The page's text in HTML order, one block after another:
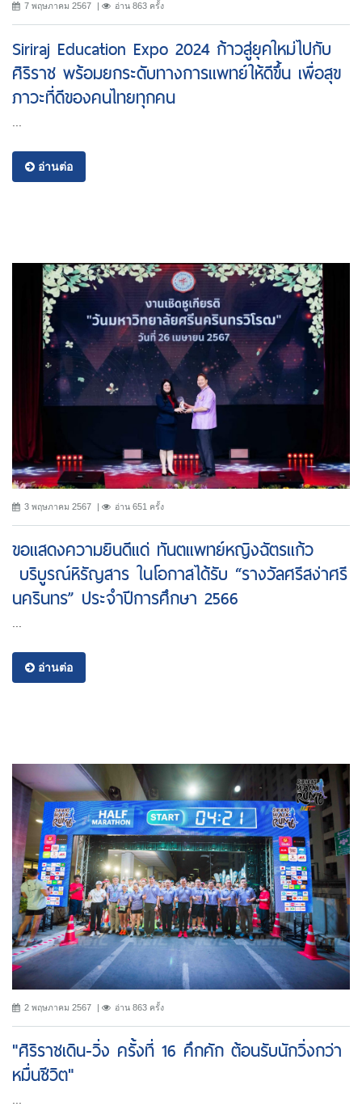
7 พฤษภาคม 2567 อ่าน 863 ครั้ง
Siriraj Education Expo 2024 ก้าวสู่ยุคใหม่ไปกับ
ศิริราช พร้อมยกระดับทางการแพทย์ให้ดีขึ้น เพื่อสุข
ภาวะที่ดีของคนไทยทุกคน
...
อ่านต่อ
3 พฤษภาคม 2567 อ่าน 651 ครั้ง
ขอแสดงความยินดีแด่ ทันตแพทย์หญิงฉัตรแก้ว
บริบูรณ์หิรัญสาร ในโอกาสได้รับ “รางวัลศรีสง่าศรี
นครินทร” ประจำปีการศึกษา 2566
...
อ่านต่อ
2 พฤษภาคม 2567 อ่าน 863 ครั้ง
"ศิริราชเดิน-วิ่ง ครั้งที่ 16 คึกคัก ต้อนรับนักวิ่งกว่า
หมื่นชีวิต"
...